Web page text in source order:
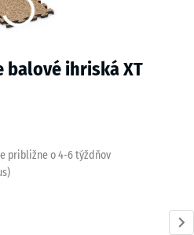
balové ihriská XT
približne o4-6 týždňov